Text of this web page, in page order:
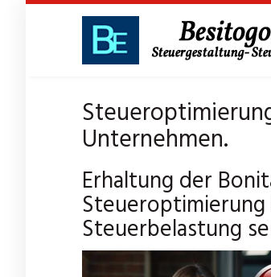
Unternehmen.
Erhaltung der
Steuerbelastung